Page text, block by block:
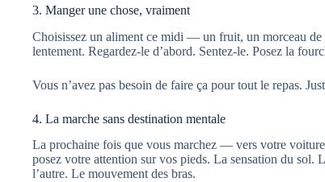
3. Manger une chose, vraiment
Choisissez un aliment ce midi — un fruit, un morceau
lentement. Regardez-le d’abord. Sentez-le. Posez la
Vous n’avez pas besoin de faire ça pour tout le repas.
4. La marche sans destination mentale
La prochaine fois que vous marchez — vers votre
posez votre attention sur vos pieds. La sensation du sol.
l’autre. Le mouvement des bras.